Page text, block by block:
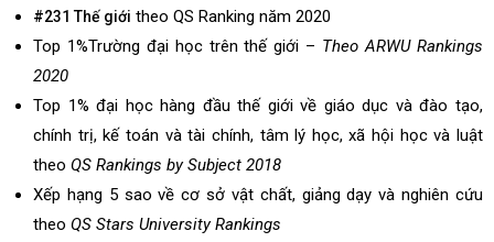
#231 Thế giới theo QS Ranking năm 2020
Top 1%Trường đại học trên thế giới – Theo ARWU Rankings
2020
Top 1% đại học hàng đầu thế giới về giáo dục và đào tạo,
chính trị, kế toán và tài chính, tâm lý học, xã hội học và luật
theo QS Rankings by Subject 2018
Xếp hạng 5 sao về cơ sở vật chất, giảng dạy và nghiên cứu
theo QS Stars University Rankings